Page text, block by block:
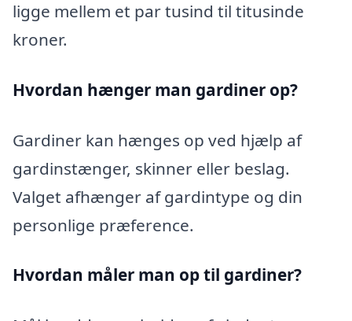
ligge mellem et par tusind til titusinde
kroner.
Hvordan hænger man gardiner op?
Gardiner kan hænges op ved hjælp af
gardinstænger, skinner eller beslag.
Valget afhænger af gardintype og din
personlige præference.
Hvordan måler man op til gardiner?